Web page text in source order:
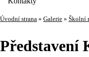
Úvodní strana » Galerie » Školní
Představení